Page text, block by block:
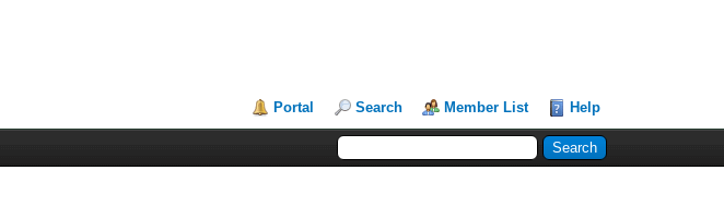
Portal Search Member List Help